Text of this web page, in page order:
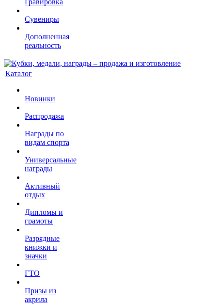
Гравировка
Сувениры
Дополненная
реальность
Каталог
Новинки
Распродажа
Награды по
видам спорта
Универсальные
награды
Активный
отдых
Дипломы и
грамоты
Разрядные
книжки и
значки
ГТО
Призы из
акрила